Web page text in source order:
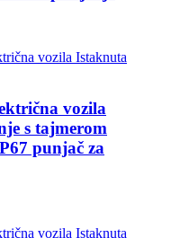
vozila
s tajmerom
punjač za